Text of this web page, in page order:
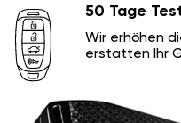
50 Tage
Wir erhöhen
erstatten Ihr